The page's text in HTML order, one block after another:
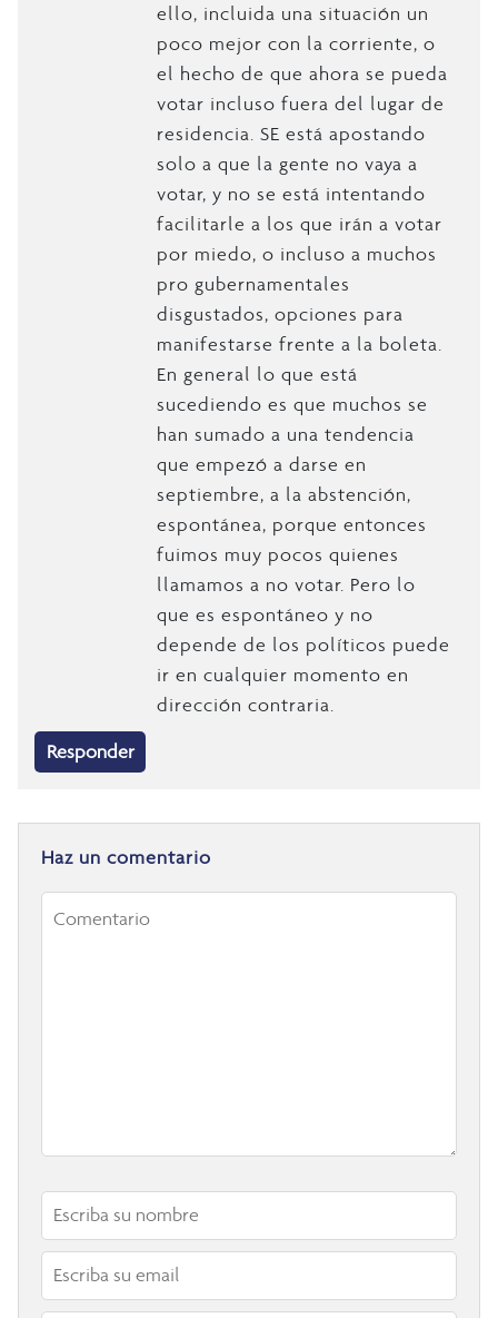
ello, incluida una situación un
poco mejor con la corriente, o
el hecho de que ahora se pueda
votar incluso fuera del lugar de
residencia. SE está apostando
solo a que la gente no vaya a
votar, y no se está intentando
facilitarle a los que irán a votar
por miedo, o incluso a muchos
pro gubernamentales
disgustados, opciones para
manifestarse frente a la boleta.
En general lo que está
sucediendo es que muchos se
han sumado a una tendencia
que empezó a darse en
septiembre, a la abstención,
espontánea, porque entonces
fuimos muy pocos quienes
llamamos a no votar. Pero lo
que es espontáneo y no
depende de los políticos puede
ir en cualquier momento en
dirección contraria.
Responder
Haz un comentario